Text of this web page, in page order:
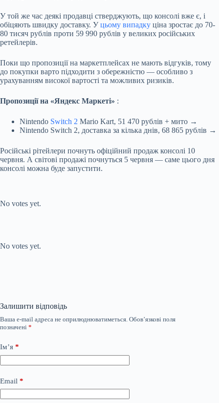
У той же час деякі продавці стверджують, що консолі вже є, і
обіцяють швидку доставку. Уцьому випадку ціна зростає до 70-
80 тисяч рублів проти 59 990 рублів у великих російських
ретейлерів.
Поки що пропозиції на маркетплейсах не мають відгуків, тому
до покупки варто підходити з обережністю — особливо з
урахуванням високої вартості та можливих ризиків.
Пропозиції на «Яндекс Маркеті» :
Nintendo Switch 2 Mario Kart, 51 470 рублів + мито →
Nintendo Switch 2, доставка за кілька днів, 68 865 рублів →
Російські рітейлери почнуть офіційний продаж консолі 10
червня. А світові продажі почнуться 5 червня — саме цього дня
консолі можна буде запустити.
No votes yet.
No votes yet.
Залишити відповідь
Ваша e-mail адреса не оприлюднюватиметься. Обов’язкові поля
позначені *
Ім’я *
Email *